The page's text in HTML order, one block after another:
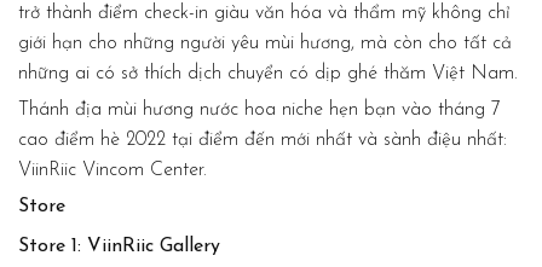
trở thành điểm check-in giàu văn hóa và thẩm mỹ không chỉ
giới hạn cho những người yêu mùi hương, mà còn cho tất cả
những ai có sở thích dịch chuyển có dịp ghé thăm Việt Nam.
Thánh địa mùi hương nước hoa niche hẹn bạn vào tháng 7
cao điểm hè 2022 tại điểm đến mới nhất và sành điệu nhất:
ViinRiic Vincom Center.
Store
Store 1: ViinRiic Gallery